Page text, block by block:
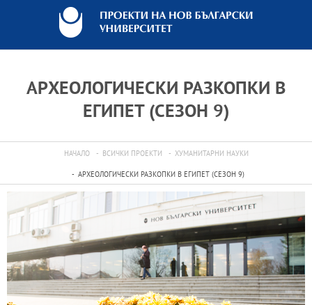
АРХЕОЛОГИЧЕСКИ РАЗКОПКИ В
ЕГИПЕТ (СЕЗОН 9)
НАЧАЛО ВСИЧКИ ПРОЕКТИ ХУМАНИТАРНИ НАУКИ
АРХЕОЛОГИЧЕСКИ РАЗКОПКИ В ЕГИПЕТ (СЕЗОН 9)